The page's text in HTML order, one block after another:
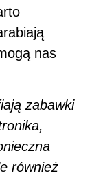
nas
zabawki
również